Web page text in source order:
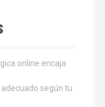
online encaja
según tu